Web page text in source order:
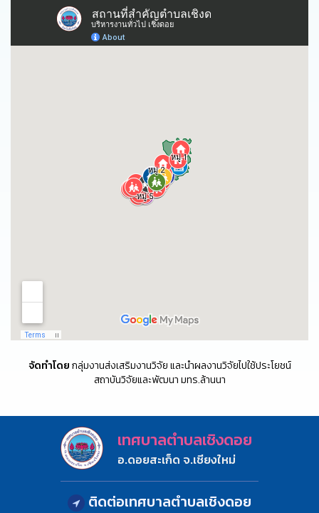
จัดทำโดยกลุ่มงานส่งเสริมงานวิจัย และนำผลงานวิจัยไปใช้ประโยชน์
สถาบันวิจัยและพัฒนา มทร.ล้านนา
เทศบาลตำบลเชิงดอย
อ.ดอยสะเก็ด จ.เชียงใหม่
ติดต่อเทศบาลตำบลเชิงดอย